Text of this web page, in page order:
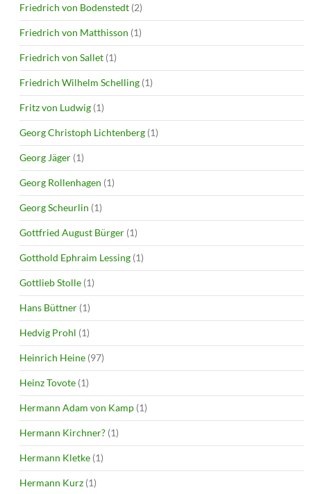
Friedrich von Bodenstedt (2)
Friedrich von Matthisson (1)
Friedrich von Sallet (1)
Friedrich Wilhelm Schelling (1)
Fritz von Ludwig (1)
Georg Christoph Lichtenberg (1)
Georg Jäger (1)
Georg Rollenhagen (1)
Georg Scheurlin (1)
Gottfried August Bürger (1)
Gotthold Ephraim Lessing (1)
Gottlieb Stolle (1)
Hans Büttner (1)
Hedvig Prohl (1)
Heinrich Heine (97)
Heinz Tovote (1)
Hermann Adam von Kamp (1)
Hermann Kirchner? (1)
Hermann Kletke (1)
Hermann Kurz (1)